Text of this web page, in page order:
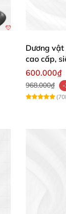
Dương
cao cấp,
600.000₫
968.000₫